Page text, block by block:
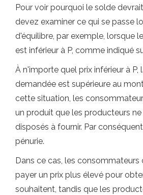
Pour voir pourquoi le solde
devez examiner ce qui se passe
d'équilibre, par exemple, lorsque
est inférieur à P, comme indiqué
À n'importe quel prix inférieur à P,
demandée est supérieure au
cette situation, les
un produit que les producteurs ne
disposés à fournir. Par
pénurie.
Dans ce cas, les consommateurs
payer un prix plus élevé pour
souhaitent, tandis que les